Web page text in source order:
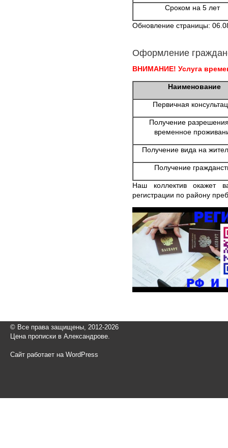
Сроком на 5 лет
Обновление страницы:
Оформление
ВНИМАНИЕ! Услуга
Наименование
Первичная
Получение
временное
Получение вида на
Получение
Наш коллектив окажет
регистрации по району
© Все права защищены, 2012-2026
Цена прописки в Александрове.
Сайт работает на WordPress